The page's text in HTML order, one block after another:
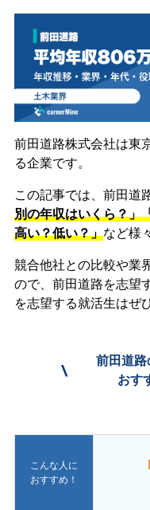
前田道路株式会社は東
る企業です。
この記事では、前田道
別の年収はいくら？」
高い？低い？」など様
競合他社との比較や業
ので、前田道路を志望
を志望する就活生はぜ
\
前田道路
おす
こんな人に
おすすめ！